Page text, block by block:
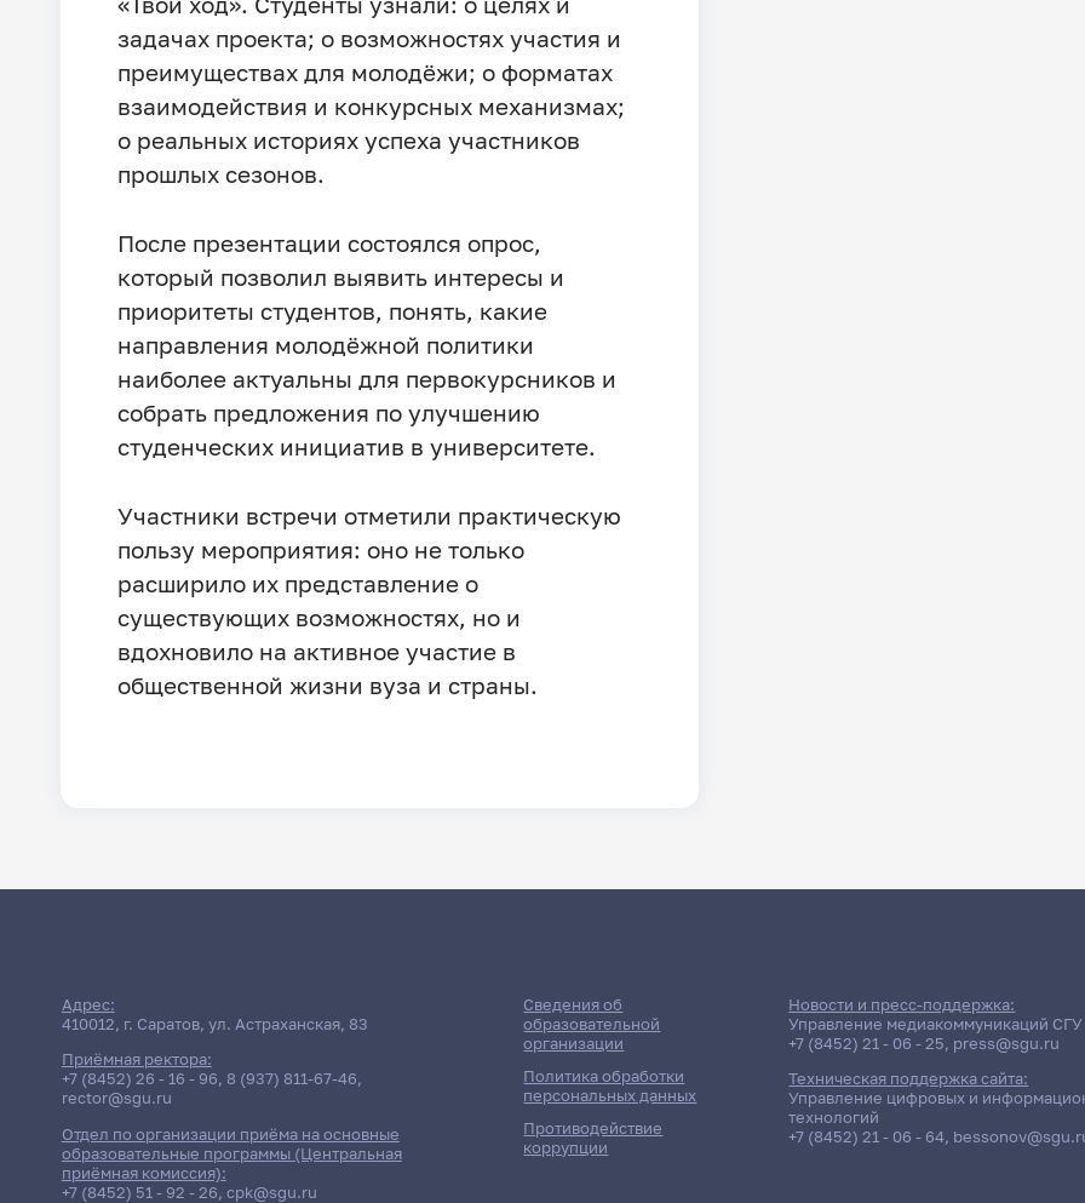
задачах проекта; о возможностях участия и
преимуществах для молодёжи; о форматах
взаимодействия и конкурсных механизмах;
о реальных историях успеха участников
прошлых сезонов.
После презентации состоялся опрос,
который позволил выявить интересы и
приоритеты студентов, понять, какие
направления молодёжной политики
наиболее актуальны для первокурсников и
собрать предложения по улучшению
студенческих инициатив в университете.
Участники встречи отметили практическую
пользу мероприятия: оно не только
расширило их представление о
существующих возможностях, но и
вдохновило на активное участие в
общественной жизни вуза и страны.
Адрес:
410012, г. Саратов, ул. Астраханская, 83
Приёмная ректора:
+7 (8452) 26 - 16 - 96, 8 (937) 811-67-46,
rector@sgu.ru
Отдел по организации приёма на основные
образовательные программы (Центральная
приёмная комиссия):
+7 (8452) 51 - 92 - 26, cpk@sgu.ru
Сведения об
образовательной
организации
Политика обработки
персональных данных
Противодействие
коррупции
Новости и пресс-поддержка:
Управление медиакоммуникаций СГУ
+7 (8452) 21 - 06 - 25, press@sgu.ru
Техническая поддержка сайта:
Управление цифровых и
технологий
+7 (8452) 21 - 06 - 64,